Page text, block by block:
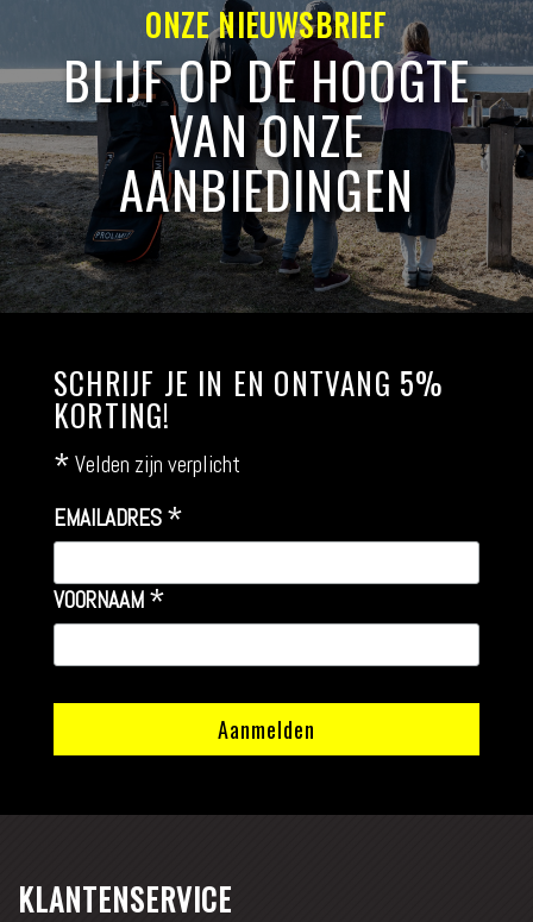
ONZE NIEUWSBRIEF
BLIJF OP DE HOOGTE
VAN ONZE
AANBIEDINGEN
SCHRIJF JE IN EN ONTVANG 5%
KORTING!
* Velden zijn verplicht
EMAILADRES *
VOORNAAM *
KLANTENSERVICE